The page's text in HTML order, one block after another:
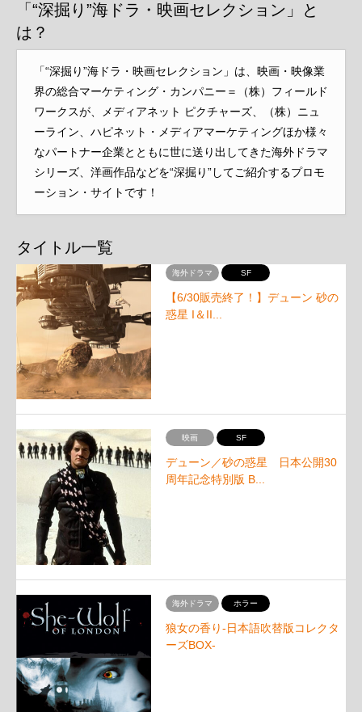
「“深掘り”海ドラ・映画セレクション」と
は？
「“深掘り”海ドラ・映画セレクション」は、映画・映像業
界の総合マーケティング・カンパニー＝（株）フィールド
ワークスが、メディアネット ピクチャーズ、（株）ニュ
ーライン、ハピネット・メディアマーケティングほか様々
なパートナー企業とともに世に送り出してきた海外ドラマ
シリーズ、洋画作品などを“深掘り”してご紹介するプロモ
ーション・サイトです！
タイトル一覧
海外ドラマ SF
【6/30販売終了！】デューン 砂の
惑星 I＆II...
映画 SF
デューン／砂の惑星 日本公開30
周年記念特別版 B...
海外ドラマ ホラー
狼女の香り-日本語吹替版コレクタ
ーズBOX-